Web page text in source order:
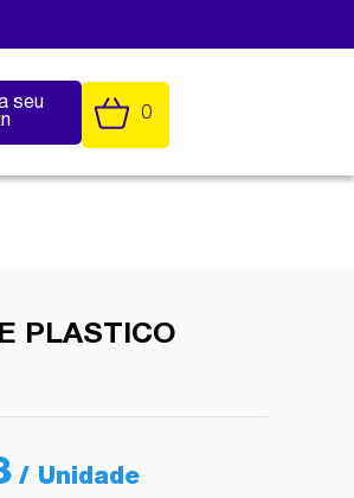
seu
0
PLASTICO